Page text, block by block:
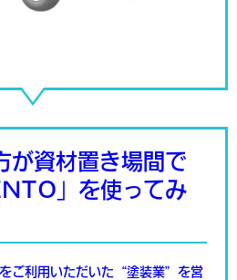
が資材置き場間で
」を使ってみ
ご利用いただいた“塗装業”を営